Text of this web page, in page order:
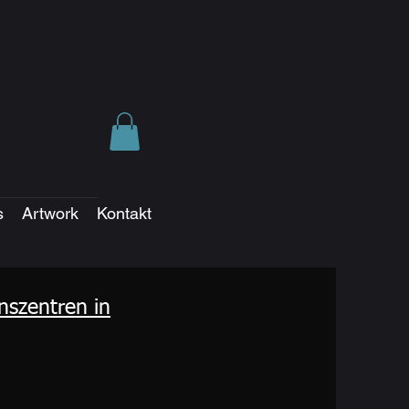
Artwork Kontakt
in